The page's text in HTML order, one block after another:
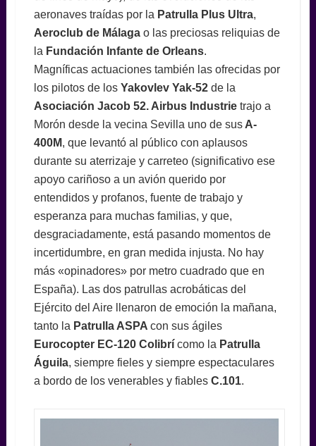
aeronaves traídas por la Patrulla Plus Ultra,
Aeroclub de Málagao las preciosas reliquias de
la Fundación Infante de Orleans.
Magníficas actuaciones también las ofrecidas por
los pilotos de los Yakovlev Yak-52de la
Asociación Jacob 52. Airbus Industrie trajo a
Morón desde la vecina Sevilla uno de susA-
400M, que levantó al público con aplausos
durante su aterrizaje y carreteo (significativo ese
apoyo cariñoso a un avión querido por
entendidos y profanos, fuente de trabajo y
esperanza para muchas familias, y que,
desgraciadamente, está pasando momentos de
incertidumbre, en gran medida injusta. No hay
más «opinadores» por metro cuadrado que en
España). Las dos patrullas acrobáticas del
Ejército del Aire llenaron de emoción la mañana,
tanto la Patrulla ASPA con sus ágiles
Eurocopter EC-120 Colibrí como la Patrulla
Águila, siempre fieles y siempre espectaculares
a bordo de los venerables y fiablesC.101.